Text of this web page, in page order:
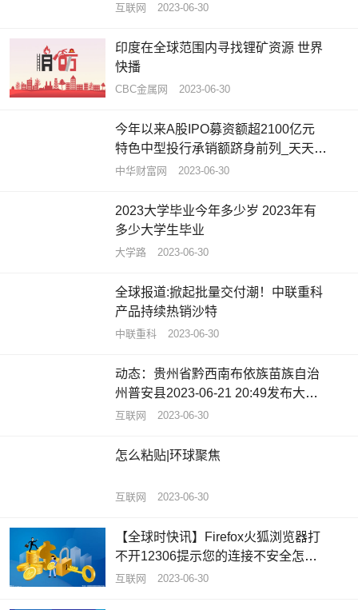
互联网 2023-06-30
印度在全球范围内寻找锂矿资源 世界
快播
CBC金属网 2023-06-30
今年以来A股IPO募资额超2100亿元
特色中型投行承销额跻身前列_天天观
速讯
中华财富网 2023-06-30
2023大学毕业今年多少岁 2023年有
多少大学生毕业
大学路 2023-06-30
全球报道:掀起批量交付潮！中联重科
产品持续热销沙特
中联重科 2023-06-30
动态：贵州省黔西南布依族苗族自治
州普安县2023-06-21 20:49发布大雾
黄色预警
互联网 2023-06-30
怎么粘贴|环球聚焦
互联网 2023-06-30
【全球时快讯】Firefox火狐浏览器打
不开12306提示您的连接不安全怎么
办
互联网 2023-06-30